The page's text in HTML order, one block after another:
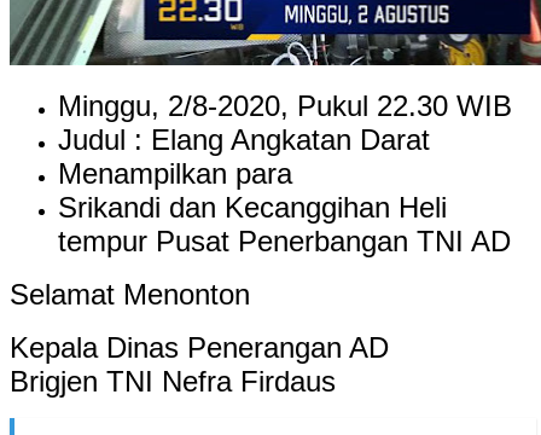
Minggu, 2/8-2020, Pukul 22.30 WIB
Judul : Elang Angkatan Darat
Menampilkan para
Srikandi dan Kecanggihan Heli
tempur Pusat Penerbangan TNI AD
Selamat Menonton
Kepala Dinas Penerangan AD
Brigjen TNI Nefra Firdaus